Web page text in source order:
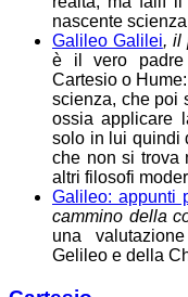
nascente
Galileo Galilei, il
è il vero padre
Cartesio o
scienza, che poi
ossia applicare
solo in lui quindi
che non si trova
altri filosofi
Galileo: appunti
cammino della
una
Gelileo e della